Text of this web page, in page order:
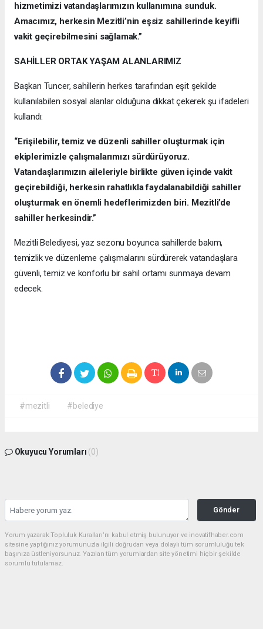
hizmetimizi vatandaşlarımızın kullanımına sunduk.
Amacımız, herkesin Mezitli’nin eşsiz sahillerinde keyifli
vakit geçirebilmesini sağlamak.”
SAHİLLER ORTAK YAŞAM ALANLARIMIZ
Başkan Tuncer, sahillerin herkes tarafından eşit şekilde
kullanılabilen sosyal alanlar olduğuna dikkat çekerek şu ifadeleri
kullandı:
“Erişilebilir, temiz ve düzenli sahiller oluşturmak için
ekiplerimizle çalışmalarımızı sürdürüyoruz.
Vatandaşlarımızın aileleriyle birlikte güven içinde vakit
geçirebildiği, herkesin rahatlıkla faydalanabildiği sahiller
oluşturmak en önemli hedeflerimizden biri. Mezitli’de
sahiller herkesindir.”
Mezitli Belediyesi, yaz sezonu boyunca sahillerde bakım,
temizlik ve düzenleme çalışmalarını sürdürerek vatandaşlara
güvenli, temiz ve konforlu bir sahil ortamı sunmaya devam
edecek.
#mezitli #belediye
Okuyucu Yorumları (0)
Gönder
Yorum yazarak Topluluk Kuralları’nı kabul etmiş bulunuyor ve inovatifhaber.com
sitesine yaptığınız yorumunuzla ilgili doğrudan veya dolaylı tüm sorumluluğu tek
başınıza üstleniyorsunuz. Yazılan tüm yorumlardan site yönetimi hiçbir şekilde
sorumlu tutulamaz.